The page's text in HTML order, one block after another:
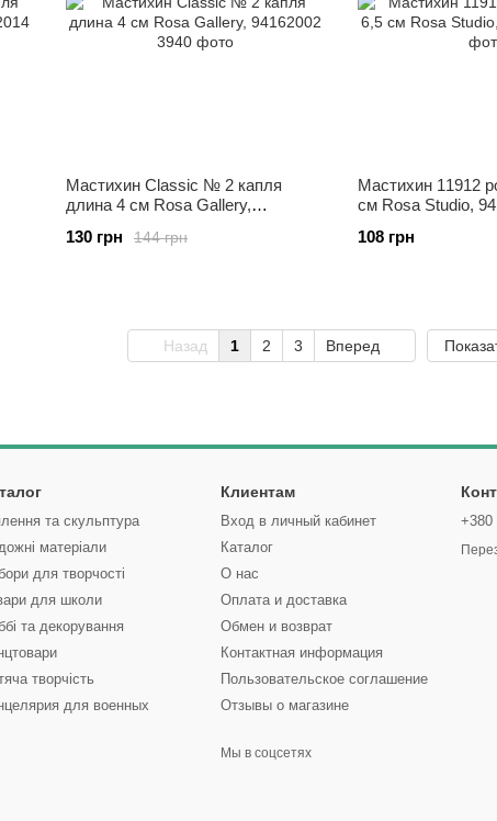
Мастихин Classic № 2 капля
длина 4 см Rosa Gallery,
144 грн
130 грн
Мастихин 11912
см Rosa Studio,
108 грн
Назад 1 2 3 Вперед
та скульптура
матеріали
для творчості
для школи
та декорування
творчість
для военных
Клиентам
Вход в личный кабинет
Каталог
О нас
Оплата и доставка
Обмен и возврат
Контактная информация
Пользовательское соглашение
Отзывы о магазине
Мы в соцсетях
+380